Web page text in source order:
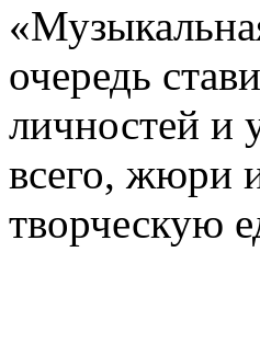
очередь
личностей и
всего, жюри
творческую